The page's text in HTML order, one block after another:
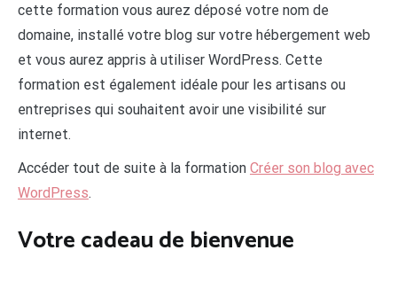
cette formation vous aurez déposé votre nom de
domaine, installé votre blog sur votre hébergement web
et vous aurez appris à utiliser WordPress. Cette
formation est également idéale pour les artisans ou
entreprises qui souhaitent avoir une visibilité sur
internet.
Accéder tout de suite à la formation Créer son blog avec
WordPress.
Votre cadeau de bienvenue